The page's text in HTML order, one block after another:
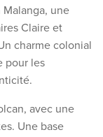
8 jours
une
Claire et
charme colonial
pour les
avec une
Une base